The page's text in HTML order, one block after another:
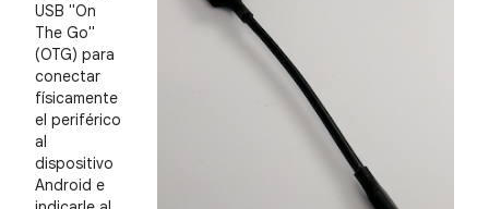
USB "On
The Go"
(OTG) para
conectar
físicamente
el periférico
al
dispositivo
Android e